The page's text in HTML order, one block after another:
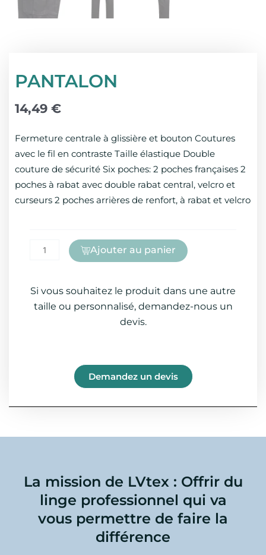
PANTALON
14,49 €
Fermeture centrale à glissière et bouton Coutures
avec le fil en contraste Taille élastique Double
couture de sécurité Six poches: 2 poches françaises 2
poches à rabat avec double rabat central, velcro et
curseurs 2 poches arrières de renfort, à rabat et velcro
Ajouter au panier
Si vous souhaitez le produit dans une autre
taille ou personnalisé, demandez-nous un
devis.
Demandez un devis
La mission de LVtex : Offrir du
linge professionnel qui va
vous permettre de faire la
différence